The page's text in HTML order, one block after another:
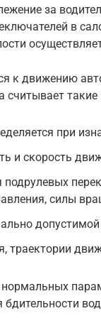
за
в
к движению
при
и скорость
силы
допустимой
траектории